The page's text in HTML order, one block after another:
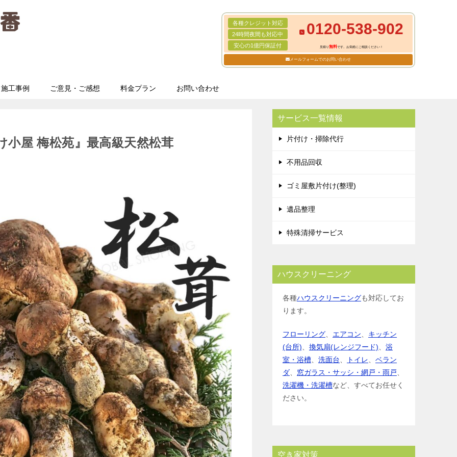
各種クレジット対応
24時間夜間も対応中
安心の1億円保証付
0120-538-902
見積り無料です。お気軽にご相談ください！
メールフォームでのお問い合わせ
施工事例 ご意見・ご感想 料金プラン お問い合わせ
小屋 梅松苑』最高級天然松茸
サービス一覧情報
片付け・掃除代行
不用品回収
ゴミ屋敷片付け(整理)
遺品整理
特殊清掃サービス
ハウスクリーニング
各種ハウスクリーニングも対応してお
ります。
フローリング エアコン
キッチン
(台所)
換気扇(レンジフード)
浴
室・浴槽
洗面台 トイレ
ベラン
ダ
窓ガラス・サッシ・網戸・雨戸
洗濯機・洗濯槽など、すべてお任せく
ださい。
空き家対策